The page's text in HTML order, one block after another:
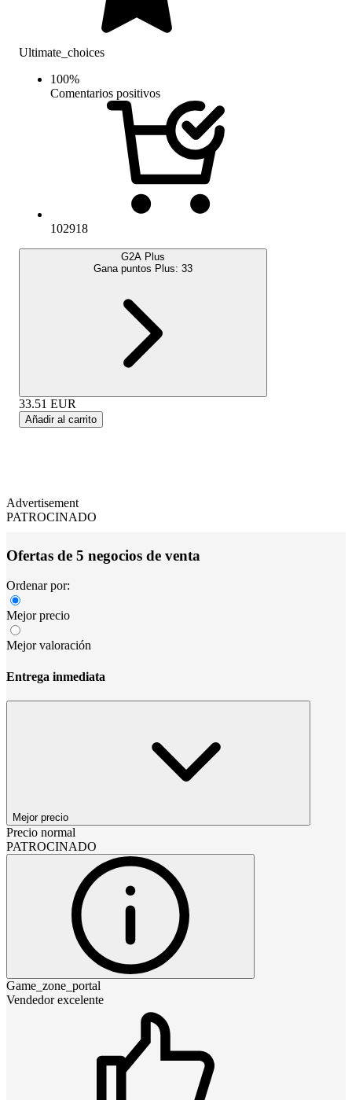
Ultimate_choices
100%
Comentarios positivos
102918
G2A Plus
Gana puntos Plus: 33
33.51 EUR
Añadir al carrito
Advertisement
PATROCINADO
Ofertas de 5 negocios de venta
Ordenar por:
Mejor precio
Mejor valoración
Entrega inmediata
Mejor precio
Precio normal
PATROCINADO
Game_zone_portal
Vendedor excelente